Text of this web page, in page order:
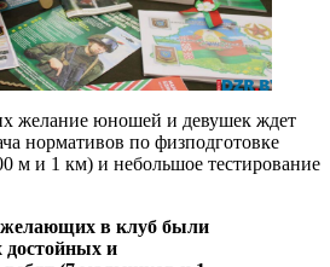
желание юношей и девушек ждет
нормативов по физподготовке
м и 1 км) и небольшое тестирование
желающих в клуб были
и